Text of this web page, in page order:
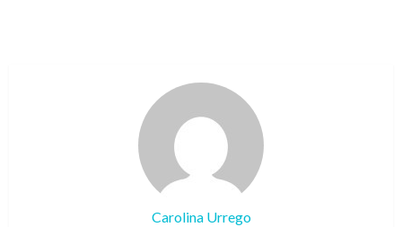
Carolina Urrego